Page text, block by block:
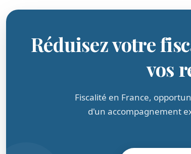
Réduisez votre
vos
Fiscalité en France,
d'un accompagnement